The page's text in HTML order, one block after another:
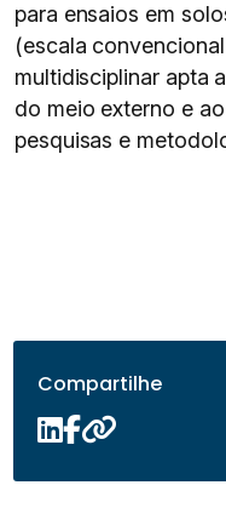
para ensaios em
(escala
multidisciplinar apta
do meio externo e
pesquisas e
Compartilhe